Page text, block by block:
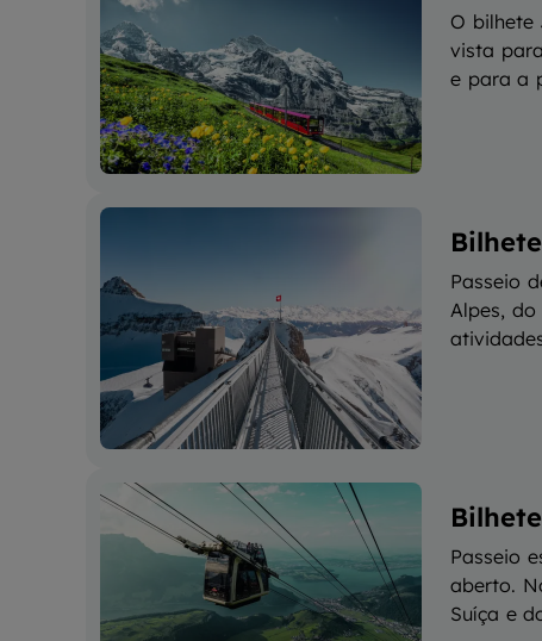
O bilhete
vista
e para a
Passeio
Alpes,
Passeio
aberto.
Suíça e